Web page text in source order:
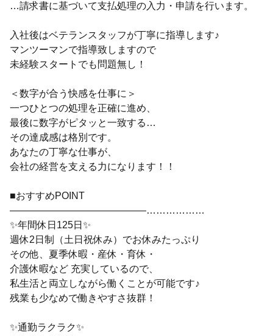
…請求書に基づいて支払処理の入力・申請を行います。
入社後はベテランスタッフが丁寧に指導します♪
マンツーマンで指導致しますので
未経験スタートでも問題無し！
＜数字が合う快感を仕事に＞
一つひとつの処理を正確に進め、
最後に数字がピタッと一致する…
その達成感は格別です。
あなたの丁寧な仕事が、
会社の経営を支える力になります！！
■おすすめPOINT
――――――――――――――………………
✨年間休日125日✨
週休2日制（土日祝休み）でお休みたっぷり
その他、夏季休暇・産休・育休・
介護休暇など 充実しているので、
私生活と両立しながら働くことが可能です♪
残業も少なめで働きやすさ抜群！
✨通勤ラクラク✨